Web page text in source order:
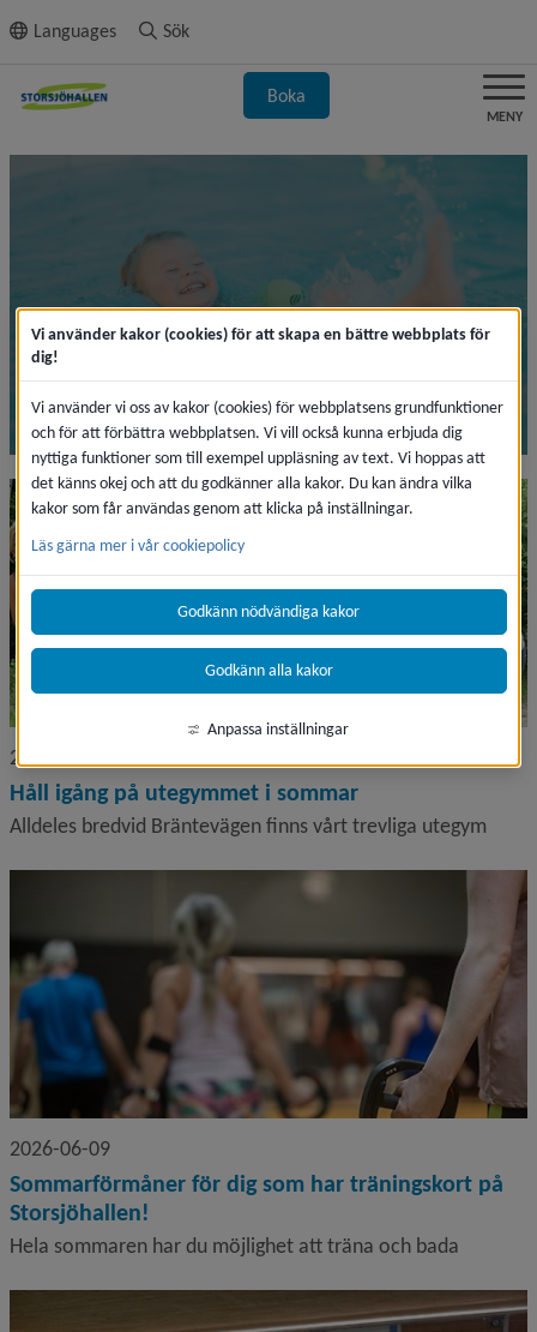
innehållet
Languages Sök
Boka
MENY
Bad och
träning för hela familjen
2026-06-10
Håll igång på utegymmet i sommar
Alldeles bredvid Bräntevägen finns vårt trevliga utegym
2026-06-09
Sommarförmåner för dig som har träningskort på
Storsjöhallen!
Hela sommaren har du möjlighet att träna och bada
Vi använder kakor (cookies) för att skapa en bättre webbplats för
dig!
Vi använder vi oss av kakor (cookies) för webbplatsens grundfunktioner
och för att förbättra webbplatsen. Vi vill också kunna erbjuda dig
nyttiga funktioner som till exempel uppläsning av text. Vi hoppas att
det känns okej och att du godkänner alla kakor. Du kan ändra vilka
kakor som får användas genom att klicka på inställningar.
Läs gärna mer i vår cookiepolicy
Godkänn nödvändiga kakor
Godkänn alla kakor
Anpassa inställningar